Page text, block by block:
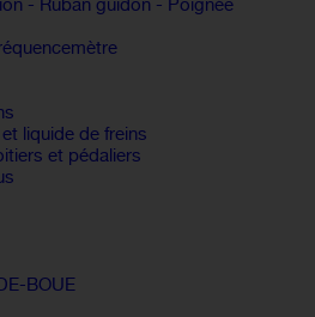
- Ruban guidon - Poignée
liquide de freins
et pédaliers
BOUE